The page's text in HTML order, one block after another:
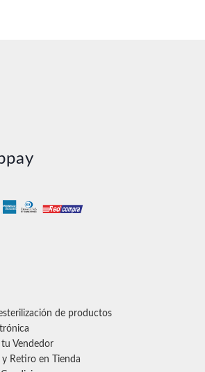
de productos
Vendedor
y Retiro en Tienda